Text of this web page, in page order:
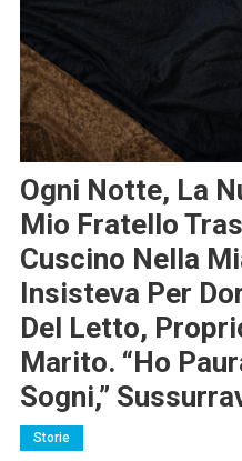
Ogni Notte, La
Mio Fratello
Cuscino Nella
Insisteva Per
Del Letto,
Marito. “Ho
Sogni,”
Storie